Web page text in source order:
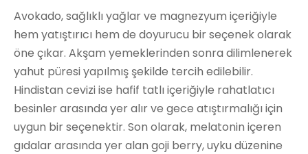
Avokado, sağlıklı yağlar ve magnezyum içeriğiyle
hem yatıştırıcı hem de doyurucu bir seçenek olarak
öne çıkar. Akşam yemeklerinden sonra dilimlenerek
yahut püresi yapılmış şekilde tercih edilebilir.
Hindistan cevizi ise hafif tatlı içeriğiyle rahatlatıcı
besinler arasında yer alır ve gece atıştırmalığı için
uygun bir seçenektir. Son olarak, melatonin içeren
gıdalar arasında yer alan goji berry, uyku düzenine